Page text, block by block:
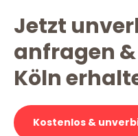
Jetzt
anfragen &
Köln
Kostenlos &